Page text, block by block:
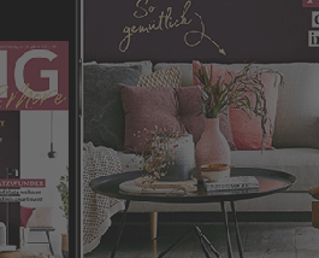
springen
„Plus“ mit